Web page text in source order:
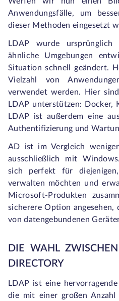
Anwendungsfälle, um
dieser Methoden eingesetzt
LDAP wurde
ähnliche Umgebungen
Situation schnell geändert.
Vielzahl von
verwendet werden. Hier
LDAP unterstützen: Docker,
LDAP ist außerdem eine
Authentifizierung und
AD ist im Vergleich
ausschließlich mit
sich perfekt für
verwalten möchten und
Microsoft-Produkten
sicherere Option angesehen,
von datengebundenen
DIE WAHL
DIRECTORY
LDAP ist eine
die mit einer großen